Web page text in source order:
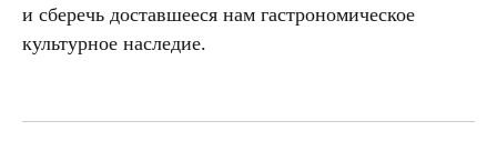
и сберечь доставшееся нам гастрономическое
культурное наследие.